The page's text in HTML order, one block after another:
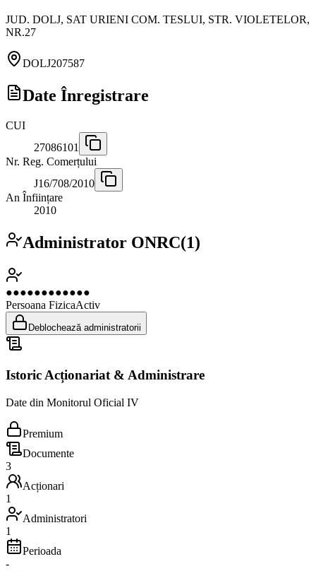
JUD. DOLJ, SAT URIENI COM. TESLUI, STR. VIOLETELOR,
NR.27
DOLJ207587
Date Înregistrare
CUI
27086101
Nr. Reg. Comerțului
J16/708/2010
An Înființare
2010
Administrator ONRC(1)
●●●●●●●●●●●●
Persoana FizicaActiv
Deblochează administratorii
Istoric Acționariat & Administrare
Date din Monitorul Oficial IV
Premium
Documente
3
Acționari
1
Administratori
1
Perioada
-